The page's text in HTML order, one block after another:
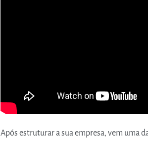
Após estruturar a sua empresa, vem uma